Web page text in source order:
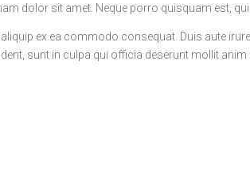
dolor sit amet. Neque porro quisquam est,
ex ea commodo consequat. Duis aute
sunt in culpa qui officia deserunt mollit anim